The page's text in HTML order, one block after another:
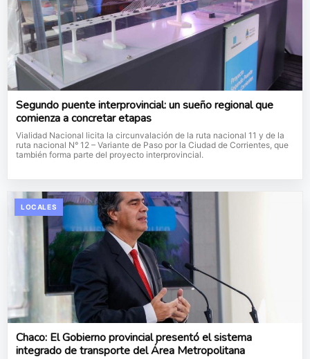
Segundo puente interprovincial: un sueño regional que
comienza a concretar etapas
Vialidad Nacional licita la circunvalación de la ruta nacional 11 y de la
ruta nacional N° 12 – Variante de Paso por la Ciudad de Corrientes, que
también forma parte del proyecto interprovincial.
LOCALES
Chaco: El Gobierno provincial presentó el sistema
integrado de transporte del Área Metropolitana